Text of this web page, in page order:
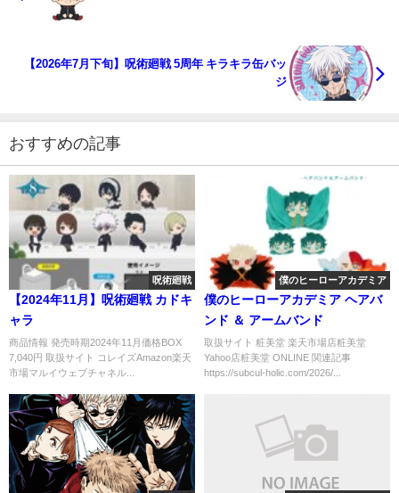
【2026年7月下旬】呪術廻戦 5周年 キラキラ缶バッ
ジ
おすすめの記事
呪術廻戦
【2024年11月】呪術廻戦 カドキ
ャラ
商品情報 発売時期2024年11月価格BOX
7,040円 取扱サイト コレイズAmazon楽天
市場マルイウェブチャネル...
僕のヒーローアカデミア
僕のヒーローアカデミア ヘアバ
ンド ＆ アームバンド
取扱サイト 粧美堂 楽天市場店粧美堂
Yahoo店粧美堂 ONLINE 関連記事
https://subcul-holic.com/2026/...